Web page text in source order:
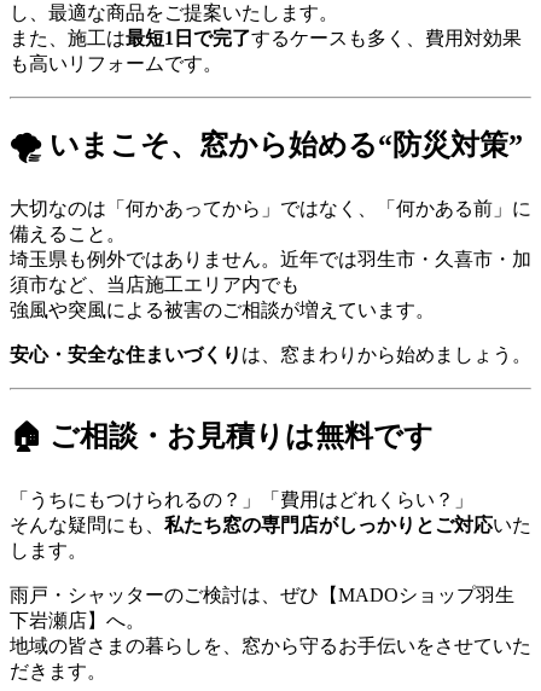
し、最適な商品をご提案いたします。
また、施工は最短1日で完了するケースも多く、費用対効果
も高いリフォームです。
🌪️ いまこそ、窓から始める“防災対策”
大切なのは「何かあってから」ではなく、「何かある前」に
備えること。
埼玉県も例外ではありません。近年では羽生市・久喜市・加
須市など、当店施工エリア内でも
強風や突風による被害のご相談が増えています。
安心・安全な住まいづくり は、窓まわりから始めましょう。
🏠 ご相談・お見積りは無料です
「うちにもつけられるの？」「費用はどれくらい？」
そんな疑問にも、 私たち窓の専門店がしっかりとご対応いた
します。
雨戸・シャッターのご検討は、ぜひ【MADOショップ羽生
下岩瀬店】へ。
地域の皆さまの暮らしを、窓から守るお手伝いをさせていた
だきます。